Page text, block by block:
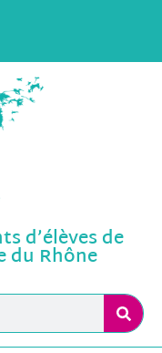
d’élèves de
du Rhône